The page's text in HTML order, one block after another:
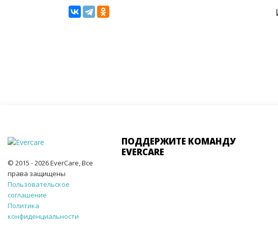
© 2015 - 2026 EverCare, Все
права защищены
Пользовательское
соглашение
Политика
конфиденциальности
ПОДДЕРЖИТЕ КОМАНДУ
EVERCARE